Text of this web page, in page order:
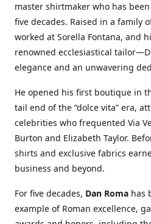
master shirtmaker who has
five decades. Raised in a family
worked at Sorella Fontana, and
renowned ecclesiastical
elegance and an unwavering
He opened his first boutique in
tail end of the “dolce vita” era,
celebrities who frequented Via
Burton and Elizabeth Taylor.
shirts and exclusive fabrics
business and beyond.
For five decades, Dan Roma has
example of Roman excellence,